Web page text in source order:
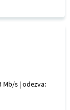
Mb/s | odezva: